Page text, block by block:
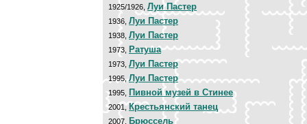
1925/1926, Луи Пастер
1936, Луи Пастер
1938, Луи Пастер
1973, Ратуша
1973, Луи Пастер
1995,Луи Пастер
1995, Пивной музей в Стинее
2001,Крестьянский танец
2007, Брюссель